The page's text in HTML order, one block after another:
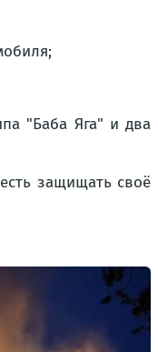
"Баба Яга" и два
защищать своё